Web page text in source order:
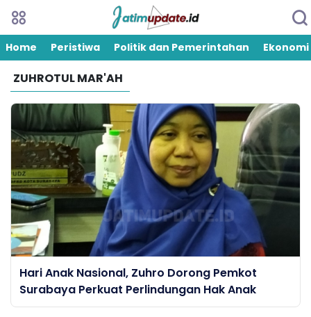
Home Peristiwa Politik dan Pemerintahan Ekonomi
ZUHROTUL MAR'AH
Hari Anak Nasional, Zuhro Dorong Pemkot
Surabaya Perkuat Perlindungan Hak Anak